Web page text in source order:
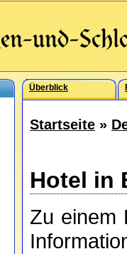
Überblick
Startseite »
Hotel in
Zu einem